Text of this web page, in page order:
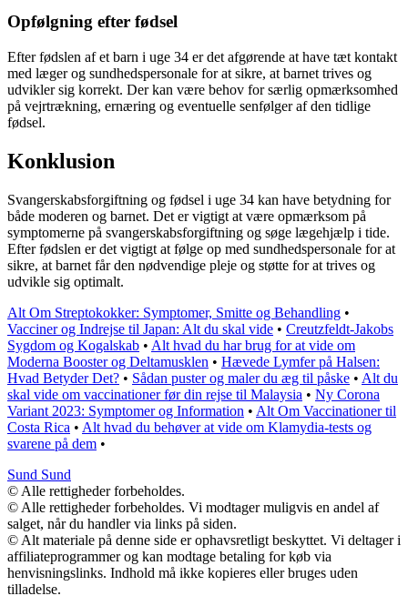
Opfølgning efter fødsel
Efter fødslen af et barn i uge 34 er det afgørende at have tæt kontakt
med læger og sundhedspersonale for at sikre, at barnet trives og
udvikler sig korrekt. Der kan være behov for særlig opmærksomhed
på vejrtrækning, ernæring og eventuelle senfølger af den tidlige
fødsel.
Konklusion
Svangerskabsforgiftning og fødsel i uge 34 kan have betydning for
både moderen og barnet. Det er vigtigt at være opmærksom på
symptomerne på svangerskabsforgiftning og søge lægehjælp i tide.
Efter fødslen er det vigtigt at følge op med sundhedspersonale for at
sikre, at barnet får den nødvendige pleje og støtte for at trives og
udvikle sig optimalt.
Alt Om Streptokokker: Symptomer, Smitte og Behandling •
Vacciner og Indrejse til Japan: Alt du skal vide • Creutzfeldt-Jakobs
Sygdom og Kogalskab • Alt hvad du har brug for at vide om
Moderna Booster og Deltamusklen • Hævede Lymfer på Halsen:
Hvad Betyder Det? • Sådan puster og maler du æg til påske • Alt du
skal vide om vaccinationer før din rejse til Malaysia • Ny Corona
Variant 2023: Symptomer og Information • Alt Om Vaccinationer til
Costa Rica • Alt hvad du behøver at vide om Klamydia-tests og
svarene på dem •
Sund Sund
© Alle rettigheder forbeholdes.
© Alle rettigheder forbeholdes. Vi modtager muligvis en andel af
salget, når du handler via links på siden.
© Alt materiale på denne side er ophavsretligt beskyttet. Vi deltager i
affiliateprogrammer og kan modtage betaling for køb via
henvisningslinks. Indhold må ikke kopieres eller bruges uden
tilladelse.